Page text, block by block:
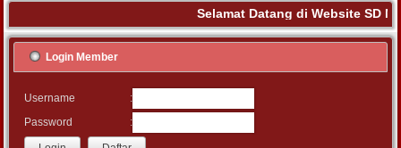
Selamat Datang di Website SD
Login Member
Username
:
Password
: